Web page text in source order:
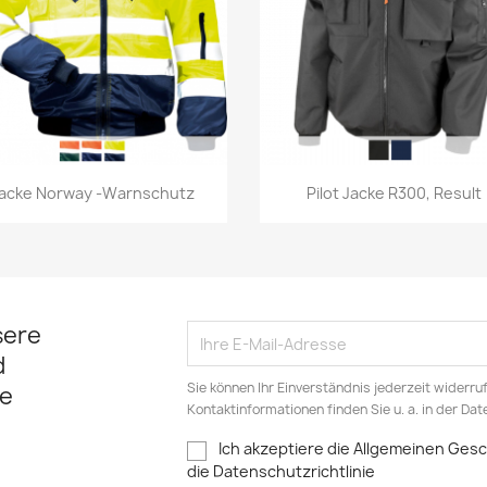
Vorschau
Norway -Warnschutz Vorschau
Pilot Jacke R300, Result
Sie können Ihr Einverständnis jederzeit
Kontaktinformationen finden Sie u. a. in der
Ich akzeptiere die Allgemeinen
die Datenschutzrichtlinie